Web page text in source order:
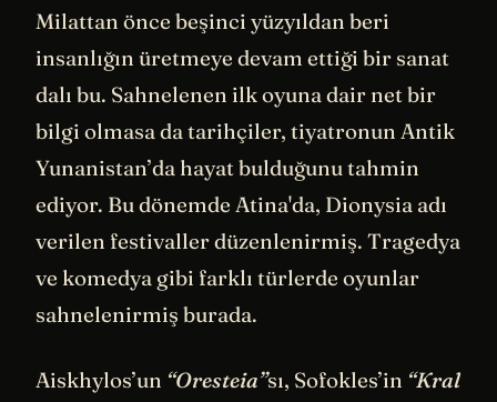
Milattan önce beşinci yüzyıldan beri
insanlığın üretmeye devam ettiği bir sanat
dalı bu. Sahnelenen ilk oyuna dair net bir
bilgi olmasa da tarihçiler, tiyatronun Antik
Yunanistan’da hayat bulduğunu tahmin
ediyor. Bu dönemde Atina'da, Dionysia adı
verilen festivaller düzenlenirmiş. Tragedya
ve komedya gibi farklı türlerde oyunlar
sahnelenirmiş burada.
Aiskhylos’un “Oresteia”sı, Sofokles’in “Kral